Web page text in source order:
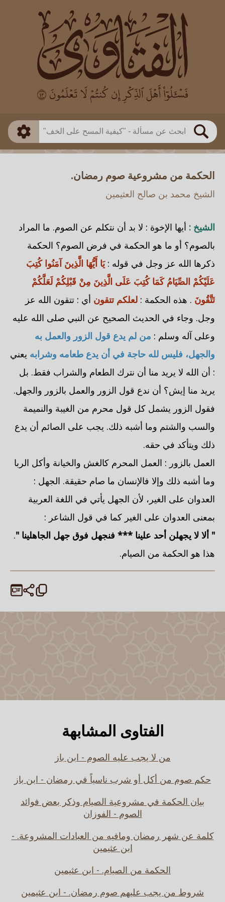
بحث
العالم
بن باز
بن العثيمين
اللجنة الدائمة
طريقة البحث
ذكي
الحكمة من مشروعية صوم رمضان.
الشيخ محمد بن صالح العثيمين
الشيخ : أيها الإخوة : لا بد أن نتكلم عن الصوم. ما المراد
بالصوم؟ أو ما هو الحكمة في فرض الصوم؟ الحكمة
ذكرها الله عز وجل في قوله :يَا أَيُّهَا الَّذِينَ آمَنُوا كُتِبَ
عَلَيْكُمْ الصِّيَامُ كَمَا كُتِبَ عَلَى الَّذِينَ مِنْ قَبْلِكُمْ لَعَلَّكُمْ
تَتَّقُونَ . هذه الحكمة : لعلكم تتقون أي : تتقون الله عز
وجل. وجاء في الحديث الصحيح عن النبي صلى الله عليه
وعلى آله وسلم : من لم يدع قول الزور والعمل به
والجهل، فليس لله حاجة في أن يدع طعامه وشرابه يعني
: أن الله لا يريد منا أن نترك الطعام والشراب فقط. بل
يريد منا إيش؟ أن ندع قول الزور والعمل بالزور والجهل.
فقول الزور يشمل كل قول محرم من الغيبة والنميمة
والسب والشتم وما أشبه ذلك. يجب على الصائم أن يدع
ذلك ويتأكد في حقه.
العمل بالزور : العمل المحرم كالغش والخيانة وأكل الربا
وما أشبه ذلك وإلا فالإنسان ما صام حقيقة. الجهل :
العدوان على الغير، لأن الجهل يأتي في اللغة العربية
بمعنى العدوان على الغير كما في قول الشاعر :
" ألا لا يجهلن أحد علينا *** فنجهل فوق جهل الجاهلينا ".
هذا هو الحكمة من الصيام.
الفتاوى المشابهة
من لا يجب عليه الصوم - ابن باز
حكم صوم من أكل أو شرب ناسياً في رمضان - ابن باز
بيان الحكمة في مشروعية الصيام وذكر بعض فوائد
الصوم - الفوزان
كلمة عن شهر رمضان ومافيه من العبادات المشروعة. -
ابن عثيمين
الحكمة من الصيام. - ابن عثيمين
شروط من يجب عليهم صوم رمضان. - ابن عثيمين